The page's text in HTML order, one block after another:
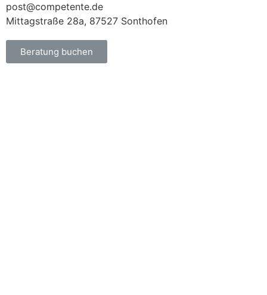
post@competente.de
Mittagstraße 28a, 87527 Sonthofen
Beratung buchen